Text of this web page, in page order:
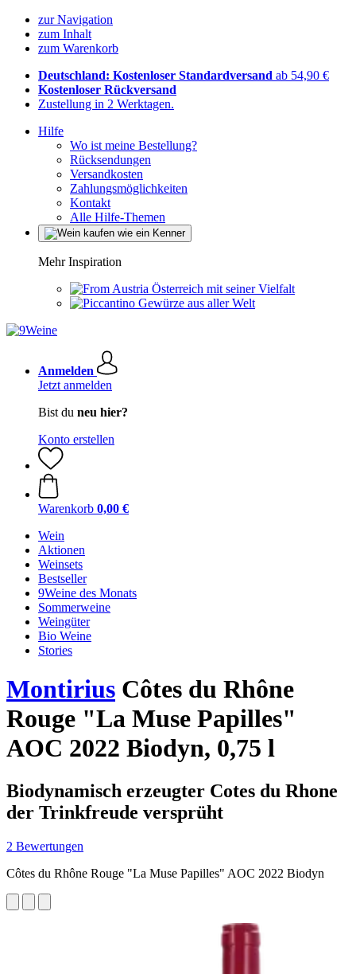
zur Navigation
zum Inhalt
zum Warenkorb
Deutschland: Kostenloser Standardversand ab 54,90 €
Kostenloser Rückversand
Zustellung in 2 Werktagen.
Hilfe
Wo ist meine Bestellung?
Rücksendungen
Versandkosten
Zahlungsmöglichkeiten
Kontakt
Alle Hilfe-Themen
Mehr Inspiration
Österreich mit seiner Vielfalt
Gewürze aus aller Welt
Anmelden
Jetzt anmelden
Bist du neu hier?
Konto erstellen
Warenkorb 0,00 €
Wein
Aktionen
Weinsets
Bestseller
9Weine des Monats
Sommerweine
Weingüter
Bio Weine
Stories
Montirius Côtes du Rhône
Rouge "La Muse Papilles"
AOC 2022 Biodyn, 0,75 l
Biodynamisch erzeugter Cotes du Rhone
der Trinkfreude versprüht
2 Bewertungen
Côtes du Rhône Rouge "La Muse Papilles" AOC 2022 Biodyn